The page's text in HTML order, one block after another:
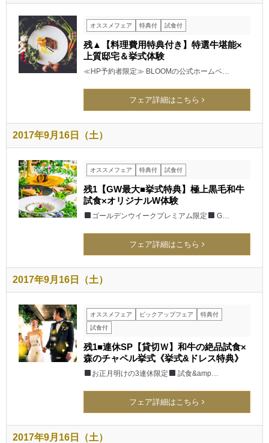
オススメフェア 特典付 試食付
残▲【料理費用特典付き】特選牛堪能×
上質邸宅＆挙式体験
≪HP予約者限定≫ BLOOMの公式ホームペ…
フェア詳細はこちら
2017年9月16日（土）
オススメフェア 特典付 試食付
残1【GW最大■挙式特典】極上黒毛和牛
試食×オリジナルW体験
ゴールデンウイークプレミアム限定 G…
フェア詳細はこちら
2017年9月16日（土）
オススメフェア ピックアップフェア
特典付
試食付
残1■連休SP【貸切Ｗ】和牛の絶品試食×
森のチャペル挙式《挙式&ドレス特典》
お正月明けの3連休限定 試食&amp…
フェア詳細はこちら
2017年9月16日（土）